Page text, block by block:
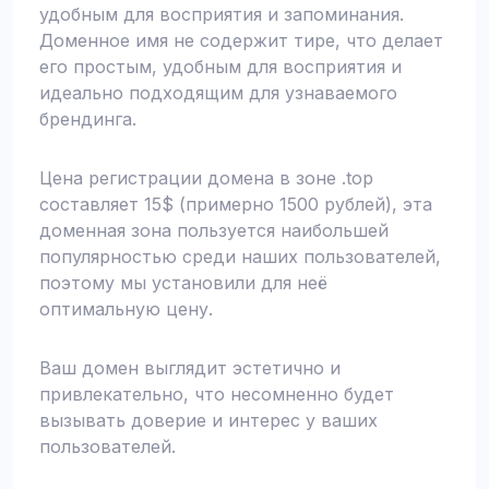
удобным для восприятия и запоминания.
Доменное имя не содержит тире, что делает
его простым, удобным для восприятия и
идеально подходящим для узнаваемого
брендинга.
Цена регистрации домена в зоне .top
составляет 15$ (примерно 1500 рублей), эта
доменная зона пользуется наибольшей
популярностью среди наших пользователей,
поэтому мы установили для неё
оптимальную цену.
Ваш домен выглядит эстетично и
привлекательно, что несомненно будет
вызывать доверие и интерес у ваших
пользователей.